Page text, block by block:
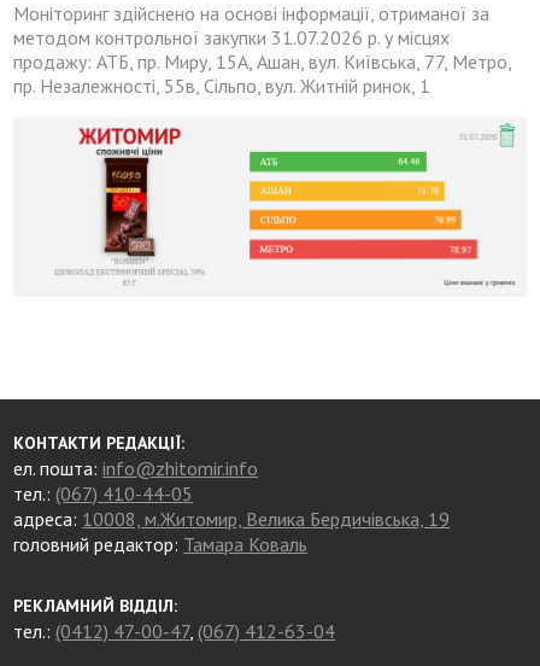
Моніторинг здійснено на основі інформації, отриманої за
методом контрольної закупки 31.07.2026 р. у місцях
продажу: АТБ, пр. Миру, 15А, Ашан, вул. Київська, 77, Метро,
пр. Незалежності, 55в, Сільпо, вул. Житній ринок, 1
КОНТАКТИ РЕДАКЦІЇ:
ел. пошта:info@zhitomir.info
тел.: (067) 410-44-05
адреса: 10008, м.Житомир, Велика Бердичівська, 19
головний редактор: Тамара Коваль
РЕКЛАМНИЙ ВІДДІЛ:
тел.: (0412) 47-00-47, (067) 412-63-04